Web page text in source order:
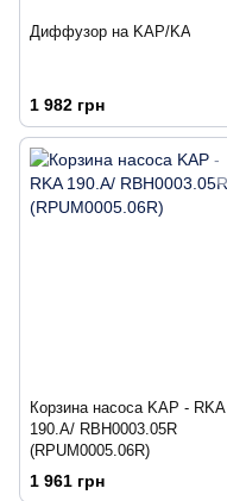
Диффузор на KAP/KA
1 982 грн
Корзина насоса KAP - RKA
190.A/ RBH0003.05R
(RPUM0005.06R)
1 961 грн